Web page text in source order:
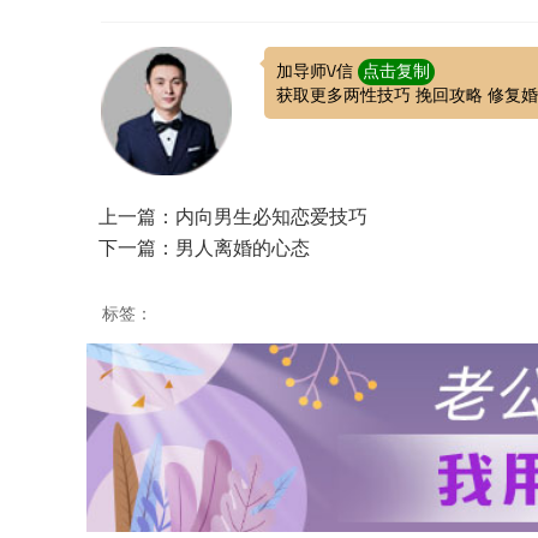
加导师\/信
点击复制
获取更多两性技巧 挽回攻略 修复
上一篇：内向男生必知恋爱技巧
下一篇：男人离婚的心态
标签：